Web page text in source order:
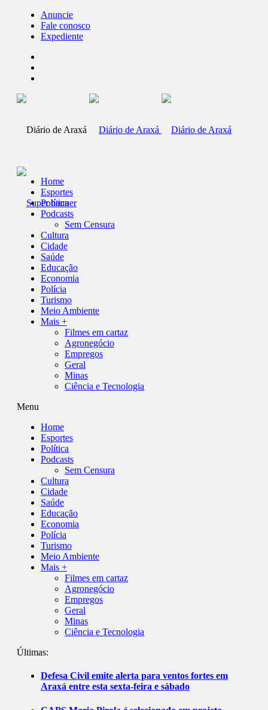
Anuncie
Fale conosco
Expediente
Home
Esportes
Política
Podcasts
Sem Censura
Cultura
Cidade
Saúde
Educação
Economia
Polícia
Turismo
Meio Ambiente
Mais +
Filmes em cartaz
Agronegócio
Empregos
Geral
Minas
Ciência e Tecnologia
Menu
Home
Esportes
Política
Podcasts
Sem Censura
Cultura
Cidade
Saúde
Educação
Economia
Polícia
Turismo
Meio Ambiente
Mais +
Filmes em cartaz
Agronegócio
Empregos
Geral
Minas
Ciência e Tecnologia
Últimas:
Defesa Civil emite alerta para ventos fortes em
Araxá entre esta sexta-feira e sábado